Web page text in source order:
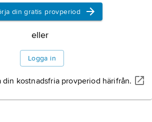
din gratis provperiod
eller
Logga in
din kostnadsfria provperiod härifrån.